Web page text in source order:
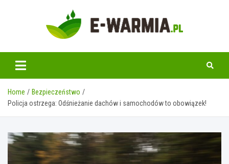
www.e-warmia.pl
Home
Bezpieczeństwo
Policja ostrzega: Odśnieżanie dachów i samochodów to obowiązek!